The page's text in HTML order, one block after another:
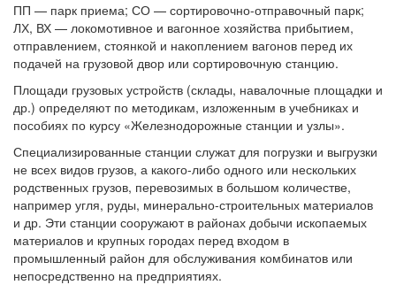
ПП — парк приема; СО — сортировочно-отправочный парк;
ЛХ, ВХ — локомотивное и вагонное хозяйства прибытием,
отправлением, стоянкой и накоплением вагонов перед их
подачей на грузовой двор или сортировочную станцию.
Площади грузовых устройств (склады, навалочные площадки и
др.) определяют по методикам, изложенным в учебниках и
пособиях по курсу «Железнодорожные станции и узлы».
Специализированные станции служат для погрузки и выгрузки
не всех видов грузов, а какого-либо одного или нескольких
родственных грузов, перевозимых в большом количестве,
например угля, руды, минерально-строительных материалов
и др. Эти станции сооружают в районах добычи ископаемых
материалов и крупных городах перед входом в
промышленный район для обслуживания комбинатов или
непосредственно на предприятиях.